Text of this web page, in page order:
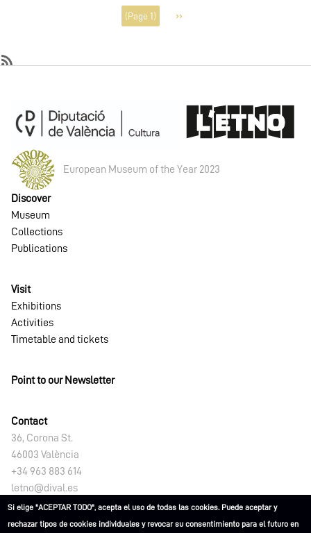
Pagination
(Page 1)
Next
››
Exhibition
catalogue
European Museum of the Year 2023
Discover
Museum
Collections
Publications
Visit
Exhibitions
Activities
Timetable and tickets
Point to our Newsletter
Contact
36, Corona St.
46003 València
+34 963 883 614
letno@dival.es
Si elige "ACEPTAR TODO", acepta el uso de todas las cookies. Puede aceptar y
rechazar tipos de cookies individuales y revocar su consentimiento para el futuro en